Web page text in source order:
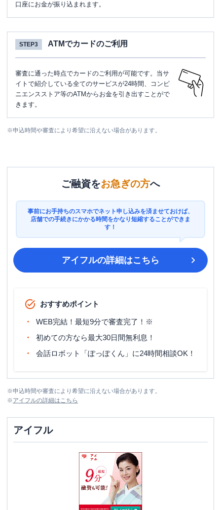
口座にお金が振り込まれます。
STEP3 ATMでカードのご利用
審査に通った時点でカードのご利用が可能です。当サ
イトで紹介している全てのサービスが24時間、コンビ
ニエンスストア等のATMからお金を引き出すことがで
きます。
※申込時間や審査により希望に沿えない場合があります。
ご融資をお急ぎの方へ
事前にお手持ちのスマホでネット申し込みを済ませておけば、
店舗での手続きにかかる時間をかなり短縮することができま
す！
アイフルの詳細はこちら
おすすめポイント
WEB完結！最短9分で審査完了！※
初めての方なら最大30日間無利息！
会話ロボット「ぽっぽくん」に24時間相談OK！
※申込時間や審査により希望に沿えない場合があります。
※アイフルの詳細はこちら
アイフル